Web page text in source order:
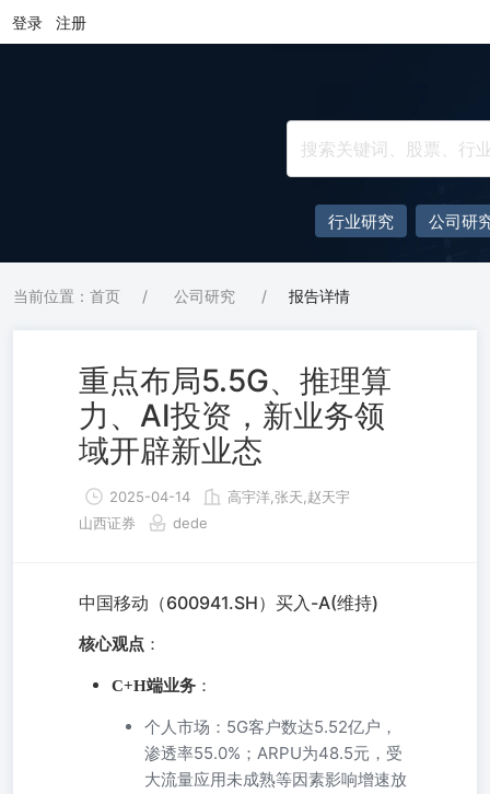
登录 注册
行业研究 公司研
当前位置：首页 / 公司研究 / 报告详情
重点布局5.5G、推理算
力、AI投资，新业务领
域开辟新业态
2025-04-14
高宇洋,张天,赵天宇
山西证券
dede
中国移动（600941.SH）买入-A(维持)
核心观点 ：
C+H端业务 ：
个人市场：5G客户数达5.52亿户，
渗透率55.0%；ARPU为48.5元，受
大流量应用未成熟等因素影响增速放